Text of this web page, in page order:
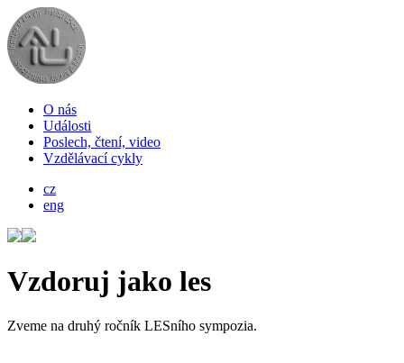
O nás
Události
Poslech, čtení, video
Vzdělávací cykly
cz
eng
Vzdoruj jako les
Zveme na druhý ročník LESního sympozia.